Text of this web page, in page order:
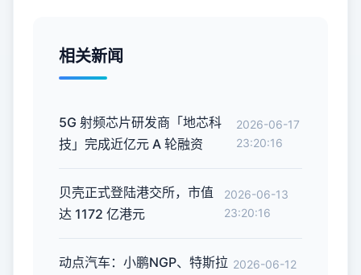
相关新闻
5G 射频芯片研发商「地芯科
技」完成近亿元 A 轮融资
2026-06-17
23:20:16
贝壳正式登陆港交所，市值
达 1172 亿港元
2026-06-13
23:20:16
动点汽车：小鹏NGP、特斯拉 2026-06-12